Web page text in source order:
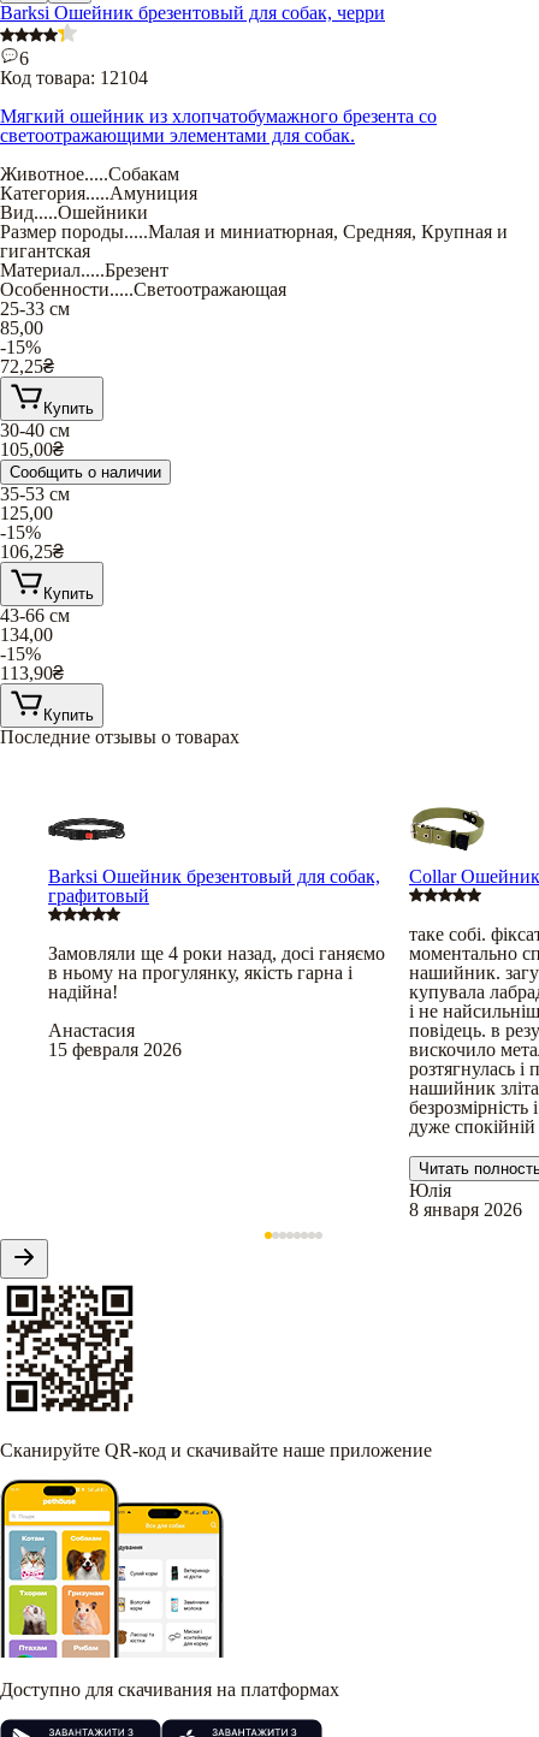
Barksi Ошейник брезентовый для собак, черри
6
Код товара: 12104
Мягкий ошейник из хлопчатобумажного брезента со
светоотражающими элементами для собак.
Животное.....Собакам
Категория.....Амуниция
Вид.....Ошейники
Размер породы.....Малая и миниатюрная, Средняя, Крупная и
гигантская
Материал.....Брезент
Особенности.....Светоотражающая
25-33 см
85,00
-15%
72,25₴
Купить
30-40 см
105,00₴
Сообщить о наличии
35-53 см
125,00
-15%
106,25₴
Купить
43-66 см
134,00
-15%
113,90₴
Купить
Последние отзывы о товарах
Barksi Ошейник брезентовый для собак,
графитовый
Замовляли ще 4 роки назад, досі ганяємо
в ньому на прогулянку, якість гарна і
надійна!
Анастасия
15 февраля 2026
Collar Ошейник
таке собі.
моментально
нашийник.
купувала
і не
повідець. в
вискочило
розтягнулась
нашийник
безрозмірність
дуже спокійній
Читать
Юлія
8 января 2026
Сканируйте QR-код и скачивайте наше приложение
Доступно для скачивания на платформах